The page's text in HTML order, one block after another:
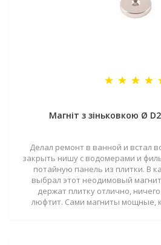
Магніт з зіньковкою Ø
Делал ремонт в ванной и встал
закрыть нишу с водомерами и
потайную панель из плитки. В
выбрал этот неодимовый
держат плитку отлично,
люфтит. Сами магниты мощные,